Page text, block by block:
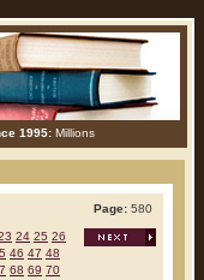
1995: Millions
Page: 580
24 25 26
46 47 48
68 69 70